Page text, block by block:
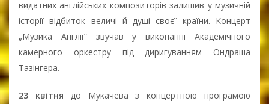
видатних англійських композиторів залишив у музичній
історії відбиток величі й душі своєї країни. Концерт
„Музика Англії” звучав у виконанні Академічного
камерного оркестру під диригуванням Ондраша
Тазінгера.
23 квітня до Мукачева з концертною програмою